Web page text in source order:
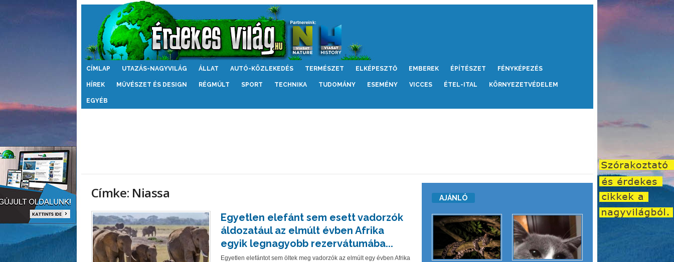
Érdekes
CÍMLAP UTAZÁS-NAGYVILÁG ÁLLAT AUTÓ-KÖZLEKEDÉS TERMÉSZET ELKÉPESZTŐ EMBEREK ÉPÍTÉSZET FÉNYKÉPEZÉS
HÍREK MŰVÉSZET ÉS DESIGN RÉGMÚLT SPORT TECHNIKA TUDOMÁNY ESEMÉNY VICCES ÉTEL-ITAL KÖRNYEZETVÉDELEM
EGYÉB
Címke: Niassa
Egyetlen elefánt sem esett vadorzók
áldozatául az elmúlt évben Afrika
egyik legnagyobb rezervátumába...
Egyetlen elefántot sem öltek meg vadorzók az elmúlt egy évben Afrika
AJÁNLÓ